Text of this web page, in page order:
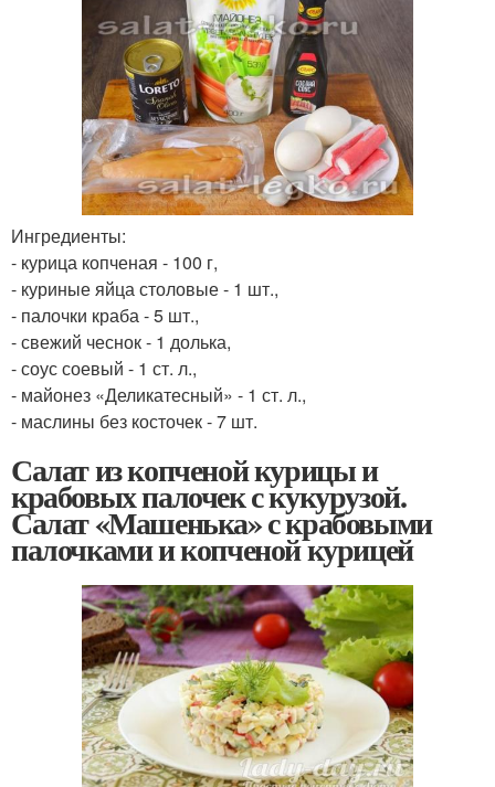
Ингредиенты:
- курица копченая - 100 г,
- куриные яйца столовые - 1 шт.,
- палочки краба - 5 шт.,
- свежий чеснок - 1 долька,
- соус соевый - 1 ст. л.,
- майонез «Деликатесный» - 1 ст. л.,
- маслины без косточек - 7 шт.
Салат из копченой курицы и
крабовых палочек с кукурузой.
Салат «Машенька» с крабовыми
палочками и копченой курицей